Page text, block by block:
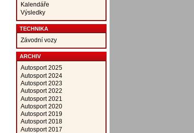
Kalendáře
Výsledky
TECHNIKA
Závodní vozy
ARCHIV
Autosport 2025
Autosport 2024
Autosport 2023
Autosport 2022
Autosport 2021
Autosport 2020
Autosport 2019
Autosport 2018
Autosport 2017